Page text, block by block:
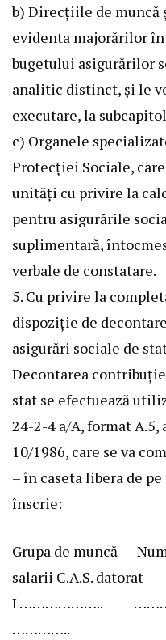
b) Direcţiile de
evidenta majorărilor
bugetului asigurărilor
analitic distinct, şi le
executare, la
c) Organele
Protecţiei Sociale,
unităţi cu privire la
pentru asigurările
suplimentară,
verbale de constatare.
5. Cu privire la
dispoziţie de
asigurări sociale de
Decontarea
stat se efectuează
24-2-4 a/A, format
10/1986, care se va
– în caseta libera de
înscrie:
Grupa de muncă
salarii C.A.S. datorat
I
…………..